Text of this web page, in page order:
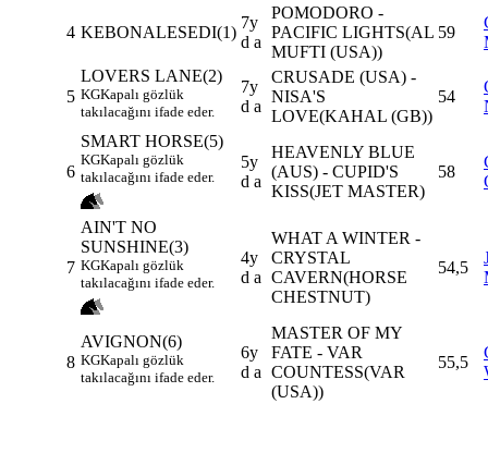
4 KEBONALESEDI(1)
7y
d a
POMODORO -
PACIFIC LIGHTS(AL
MUFTI (USA))
59
5
LOVERS LANE(2)
KGKapalı gözlük
takılacağını ifade eder.
7y
d a
CRUSADE (USA) -
NISA'S
LOVE(KAHAL (GB))
54
6
SMART HORSE(5)
KGKapalı gözlük
takılacağını ifade eder.
5y
d a
HEAVENLY BLUE
(AUS) - CUPID'S
KISS(JET MASTER)
58
7
AIN'T NO
SUNSHINE(3)
KGKapalı gözlük
takılacağını ifade eder.
4y
d a
WHAT A WINTER -
CRYSTAL
CAVERN(HORSE
CHESTNUT)
54,5
8
AVIGNON(6)
KGKapalı gözlük
takılacağını ifade eder.
6y
d a
MASTER OF MY
FATE - VAR
COUNTESS(VAR
(USA))
55,5